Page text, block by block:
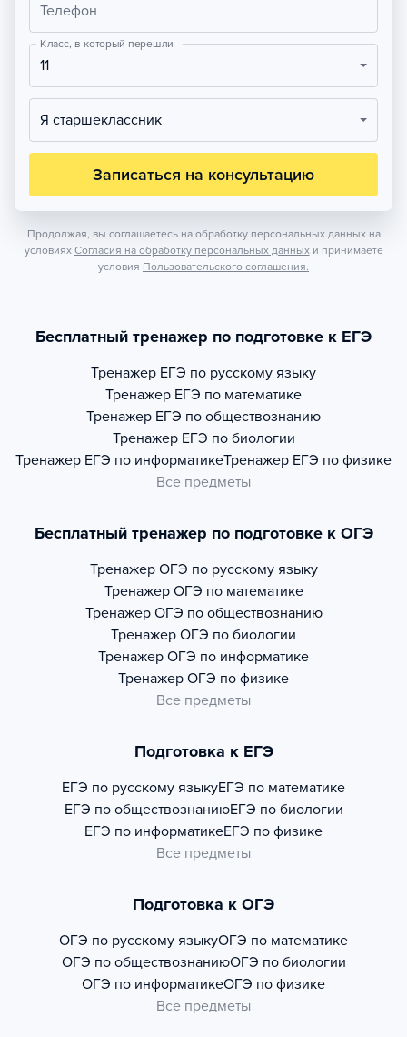
Телефон
Класс, в который перешли
11
Я старшеклассник
Записаться на консультацию
Продолжая, вы соглашаетесь на обработку персональных данных на
условиях Согласия на обработку персональных данных и принимаете
условия Пользовательского соглашения.
Бесплатный тренажер по подготовке к ЕГЭ
Тренажер ЕГЭ по русскому языку
Тренажер ЕГЭ по математике
Тренажер ЕГЭ по обществознанию
Тренажер ЕГЭ по биологии
Тренажер ЕГЭ по информатикеТренажер ЕГЭ по физике
Все предметы
Бесплатный тренажер по подготовке к ОГЭ
Тренажер ОГЭ по русскому языку
Тренажер ОГЭ по математике
Тренажер ОГЭ по обществознанию
Тренажер ОГЭ по биологии
Тренажер ОГЭ по информатике
Тренажер ОГЭ по физике
Все предметы
Подготовка к ЕГЭ
ЕГЭ по русскому языкуЕГЭ по математике
ЕГЭ по обществознаниюЕГЭ по биологии
ЕГЭ по информатикеЕГЭ по физике
Все предметы
Подготовка к ОГЭ
ОГЭ по русскому языкуОГЭ по математике
ОГЭ по обществознаниюОГЭ по биологии
ОГЭ по информатикеОГЭ по физике
Все предметы